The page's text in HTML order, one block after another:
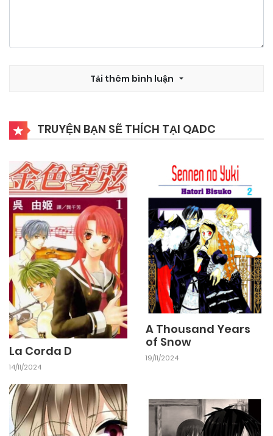
Tải thêm bình luận
TRUYỆN BẠN SẼ THÍCH TẠI QADC
La Corda D
14/11/2024
A Thousand Years
of Snow
19/11/2024